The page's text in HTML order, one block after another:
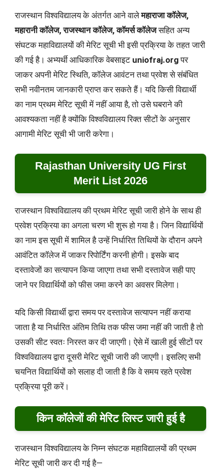
राजस्थान विश्वविद्यालय के अंतर्गत आने वालेमहाराजा कॉलेज,
महारानी कॉलेज, राजस्थान कॉलेज, कॉमर्स कॉलेजसहित अन्य
संघटक महाविद्यालयों की मेरिट सूची भी इसी प्रक्रिया के तहत जारी
की गई है। अभ्यर्थी आधिकारिक वेबसाइट uniofraj.orgपर
जाकर अपनी मेरिट स्थिति, कॉलेज आवंटन तथा प्रवेश से संबंधित
सभी नवीनतम जानकारी प्राप्त कर सकते हैं। यदि किसी विद्यार्थी
का नाम प्रथम मेरिट सूची में नहीं आया है, तो उसे घबराने की
आवश्यकता नहीं है क्योंकि विश्वविद्यालय रिक्त सीटों के अनुसार
आगामी मेरिट सूची भी जारी करेगा।
Rajasthan University UG First
Merit List 2026
राजस्थान विश्वविद्यालय की प्रथम मेरिट सूची जारी होने के साथ ही
प्रवेश प्रक्रिया का अगला चरण भी शुरू हो गया है। जिन विद्यार्थियों
का नाम इस सूची में शामिल है उन्हें निर्धारित तिथियों के दौरान अपने
आवंटित कॉलेज में जाकर रिपोर्टिंग करनी होगी। इसके बाद
दस्तावेजों का सत्यापन किया जाएगा तथा सभी दस्तावेज सही पाए
जाने पर विद्यार्थियों को फीस जमा करने का अवसर मिलेगा।
यदि किसी विद्यार्थी द्वारा समय पर दस्तावेज सत्यापन नहीं कराया
जाता है या निर्धारित अंतिम तिथि तक फीस जमा नहीं की जाती है तो
उसकी सीट स्वतः निरस्त कर दी जाएगी। ऐसे में खाली हुई सीटों पर
विश्वविद्यालय द्वारा दूसरी मेरिट सूची जारी की जाएगी। इसलिए सभी
चयनित विद्यार्थियों को सलाह दी जाती है कि वे समय रहते प्रवेश
प्रक्रिया पूरी करें।
किन कॉलेजों की मेरिट लिस्ट जारी हुई है
राजस्थान विश्वविद्यालय के निम्न संघटक महाविद्यालयों की प्रथम
मेरिट सूची जारी कर दी गई है—